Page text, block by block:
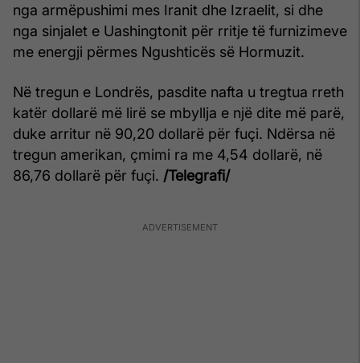
nga armëpushimi mes Iranit dhe Izraelit, si dhe
nga sinjalet e Uashingtonit për rritje të furnizimeve
me energji përmes Ngushticës së Hormuzit.
Në tregun e Londrës, pasdite nafta u tregtua rreth
katër dollarë më lirë se mbyllja e një dite më parë,
duke arritur në 90,20 dollarë për fuçi. Ndërsa në
tregun amerikan, çmimi ra me 4,54 dollarë, në
86,76 dollarë për fuçi. /Telegrafi/